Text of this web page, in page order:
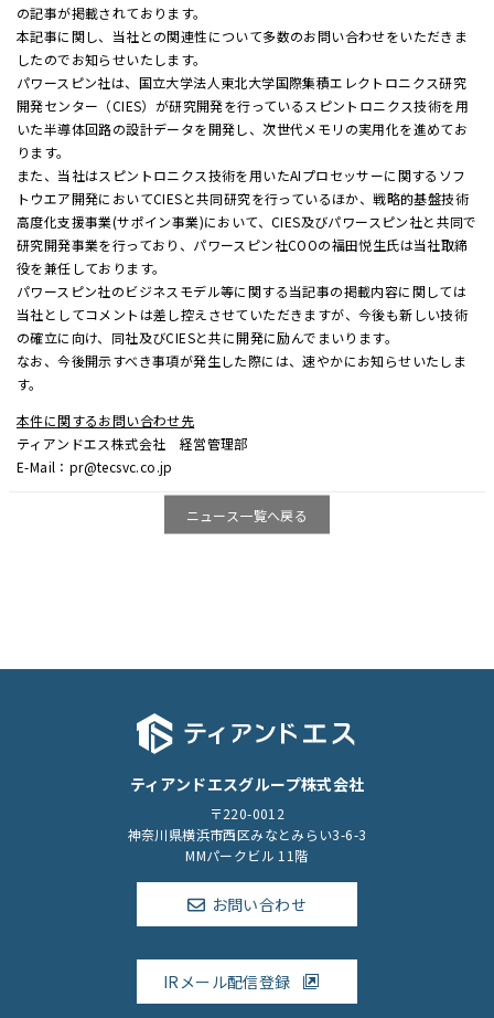
の記事が掲載されております。
本記事に関し、当社との関連性について多数のお問い合わせをいただきま
したのでお知らせいたします。
パワースピン社は、国立大学法人東北大学国際集積エレクトロニクス研究
開発センター（CIES）が研究開発を行っているスピントロニクス技術を用
いた半導体回路の設計データを開発し、次世代メモリの実用化を進めてお
ります。
また、当社はスピントロニクス技術を用いたAIプロセッサーに関するソフ
トウエア開発においてCIESと共同研究を行っているほか、戦略的基盤技術
高度化支援事業(サポイン事業)において、CIES及びパワースピン社と共同で
研究開発事業を行っており、パワースピン社COOの福田悦生氏は当社取締
役を兼任しております。
パワースピン社のビジネスモデル等に関する当記事の掲載内容に関しては
当社としてコメントは差し控えさせていただきますが、今後も新しい技術
の確立に向け、同社及びCIESと共に開発に励んでまいります。
なお、今後開示すべき事項が発生した際には、速やかにお知らせいたしま
す。
本件に関するお問い合わせ先
ティアンドエス株式会社 経営管理部
E-Mail：pr@tecsvc.co.jp
ニュース一覧へ戻る
ティアンドエスグループ株式会社
〒220-0012
神奈川県横浜市西区みなとみらい3-6-3
MMパークビル 11階
お問い合わせ
IRメール配信登録